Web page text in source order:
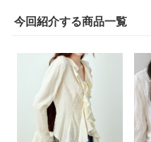
今回紹介する商品一覧